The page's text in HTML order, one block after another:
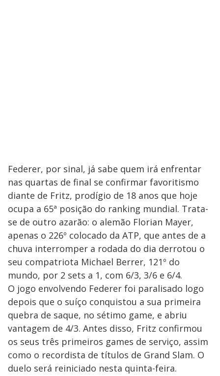
Federer, por sinal, já sabe quem irá enfrentar
nas quartas de final se confirmar favoritismo
diante de Fritz, prodígio de 18 anos que hoje
ocupa a 65ª posição do ranking mundial. Trata-
se de outro azarão: o alemão Florian Mayer,
apenas o 226º colocado da ATP, que antes de a
chuva interromper a rodada do dia derrotou o
seu compatriota Michael Berrer, 121º do
mundo, por 2 sets a 1, com 6/3, 3/6 e 6/4.
O jogo envolvendo Federer foi paralisado logo
depois que o suíço conquistou a sua primeira
quebra de saque, no sétimo game, e abriu
vantagem de 4/3. Antes disso, Fritz confirmou
os seus três primeiros games de serviço, assim
como o recordista de títulos de Grand Slam. O
duelo será reiniciado nesta quinta-feira.